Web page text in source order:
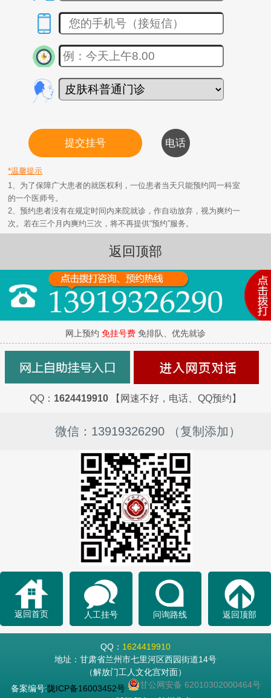
*温馨提示
1、为了保障广大患者的就医权利，一位患者当天只能预约同一科室
的一个医师号。
2、预约患者没有在规定时间内来院就诊，作自动放弃，视为爽约一
次。若在三个月内爽约三次，将不再提供“预约”服务。
返回顶部
网上预约 免挂号费 免排队、优先就诊
QQ： 1624419910 【网速不好，电话、QQ预约】
微信：13919326290 （复制添加）
返回首页 人工挂号 问询路线 返回顶部
QQ： 1624419910
地址：甘肃省兰州市七里河区西园街道14号
（解放门工人文化宫对面）
备案编号:陇ICP备16003452号
甘公网安备 62010302000464号